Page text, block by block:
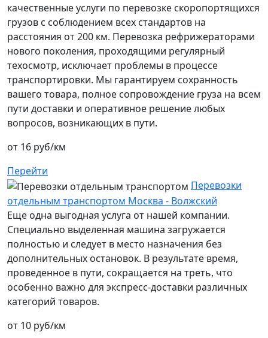
качественные услуги по перевозке скоропортящихся
грузов с соблюдением всех стандартов на
расстояния от 200 км. Перевозка рефрижераторами
нового поколения, проходящими регулярный
техосмотр, исключает проблемы в процессе
транспортировки. Мы гарантируем сохранность
вашего товара, полное сопровождение груза на всем
пути доставки и оперативное решение любых
вопросов, возникающих в пути.
от 16 руб/км
Перейти
Перевозки
отдельным транспортом Москва - Волжский
Еще одна выгодная услуга от нашей компании.
Специально выделенная машина загружается
полностью и следует в место назначения без
дополнительных остановок. В результате время,
проведенное в пути, сокращается на треть, что
особенно важно для экспресс-доставки различных
категорий товаров.
от 10 руб/км